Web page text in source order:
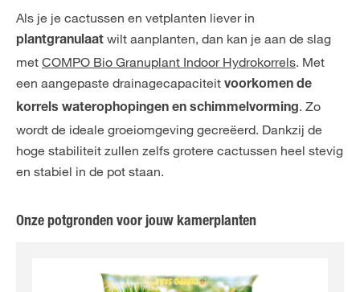
Als je je cactussen en vetplanten liever in
plantgranulaat wilt aanplanten, dan kan je aan de slag
met COMPO Bio Granuplant Indoor Hydrokorrels. Met
een aangepaste drainagecapaciteit voorkomen de
korrels waterophopingen en schimmelvorming. Zo
wordt de ideale groeiomgeving gecreëerd. Dankzij de
hoge stabiliteit zullen zelfs grotere cactussen heel stevig
en stabiel in de pot staan.
Onze potgronden voor jouw kamerplanten